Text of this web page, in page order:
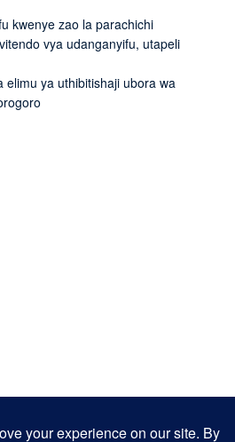
kwenye zao la parachichi
vya udanganyifu, utapeli
elimu ya uthibitishaji ubora wa